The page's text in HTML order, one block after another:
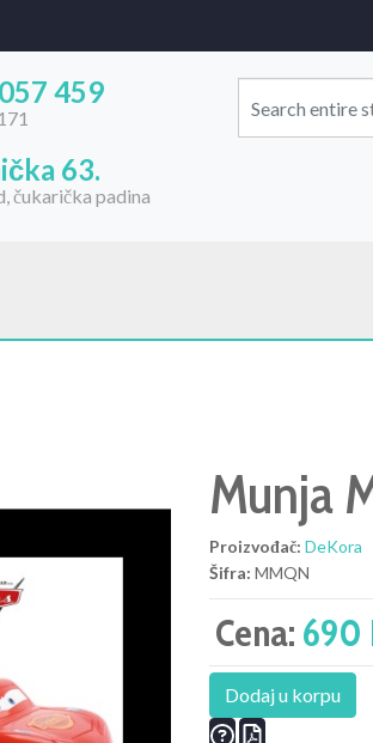
459
63.
čukarička padina
Munja
Proizvođač: DeKora
Šifra: MMQN
Cena: 690
Dodaj u korpu